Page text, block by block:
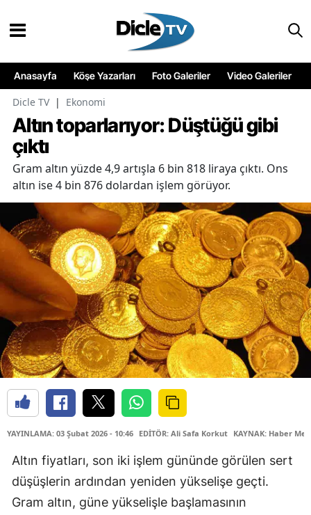
Anasayfa Köşe Yazarları Foto Galeriler Video Galeriler
Dicle TV | Ekonomi
Altın toparlarıyor: Düştüğü gibi
çıktı
Gram altın yüzde 4,9 artışla 6 bin 818 liraya çıktı. Ons
altın ise 4 bin 876 dolardan işlem görüyor.
YAYINLAMA: 03 Şubat 2026 - 10:46 EDİTÖR: Ali Safa Korkut KAYNAK: Haber
Altın fiyatları, son iki işlem gününde görülen sert
düşüşlerin ardından yeniden yükselişe geçti.
Gram altın, güne yükselişle başlamasının